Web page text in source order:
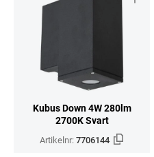
Kubus Down 4W 280lm
2700K Svart
Artikelnr:7706144